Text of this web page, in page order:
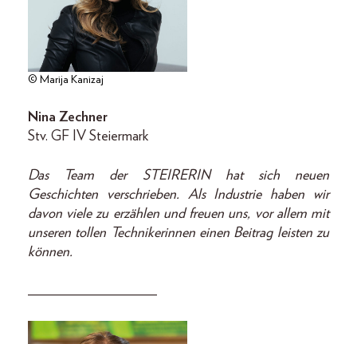
© Marija Kanizaj
Nina Zechner
Stv. GF IV Steiermark
Das Team der STEIRERIN hat sich neuen
Geschichten verschrieben. Als Industrie haben wir
davon viele zu erzählen und freuen uns, vor allem mit
unseren tollen Technikerinnen einen Beitrag leisten zu
können.
__________________